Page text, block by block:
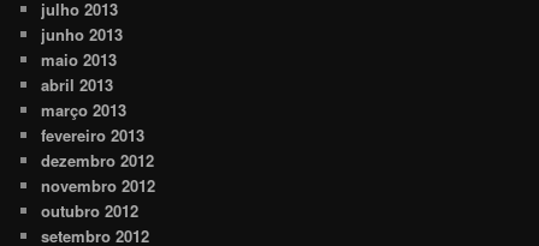
julho 2013
junho 2013
maio 2013
abril 2013
março 2013
fevereiro 2013
dezembro 2012
novembro 2012
outubro 2012
setembro 2012